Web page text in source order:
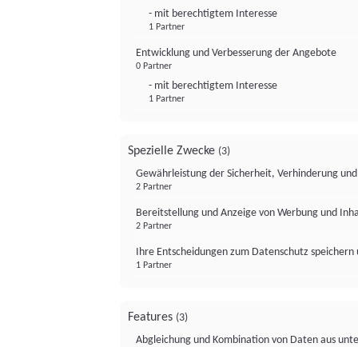
- mit berechtigtem Interesse
1 Partner
Entwicklung und Verbesserung der Angebote
0 Partner
- mit berechtigtem Interesse
1 Partner
Spezielle Zwecke (3)
Gewährleistung der Sicherheit, Verhinderung
2 Partner
Bereitstellung und Anzeige von Werbung und
2 Partner
Ihre Entscheidungen zum Datenschutz
1 Partner
Features (3)
Abgleichung und Kombination von Daten aus